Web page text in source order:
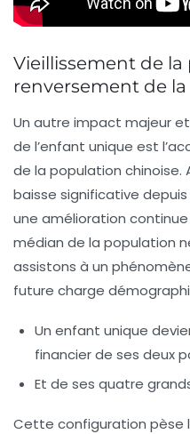
Vieillissement de
renversement de
Un autre impact majeur
de l’enfant unique est
de la population chinoise.
baisse significative
une amélioration continue
médian de la population
assistons à un
future charge
Un enfant unique
financier de ses deux
Et de ses quatre
Cette configuration pèse